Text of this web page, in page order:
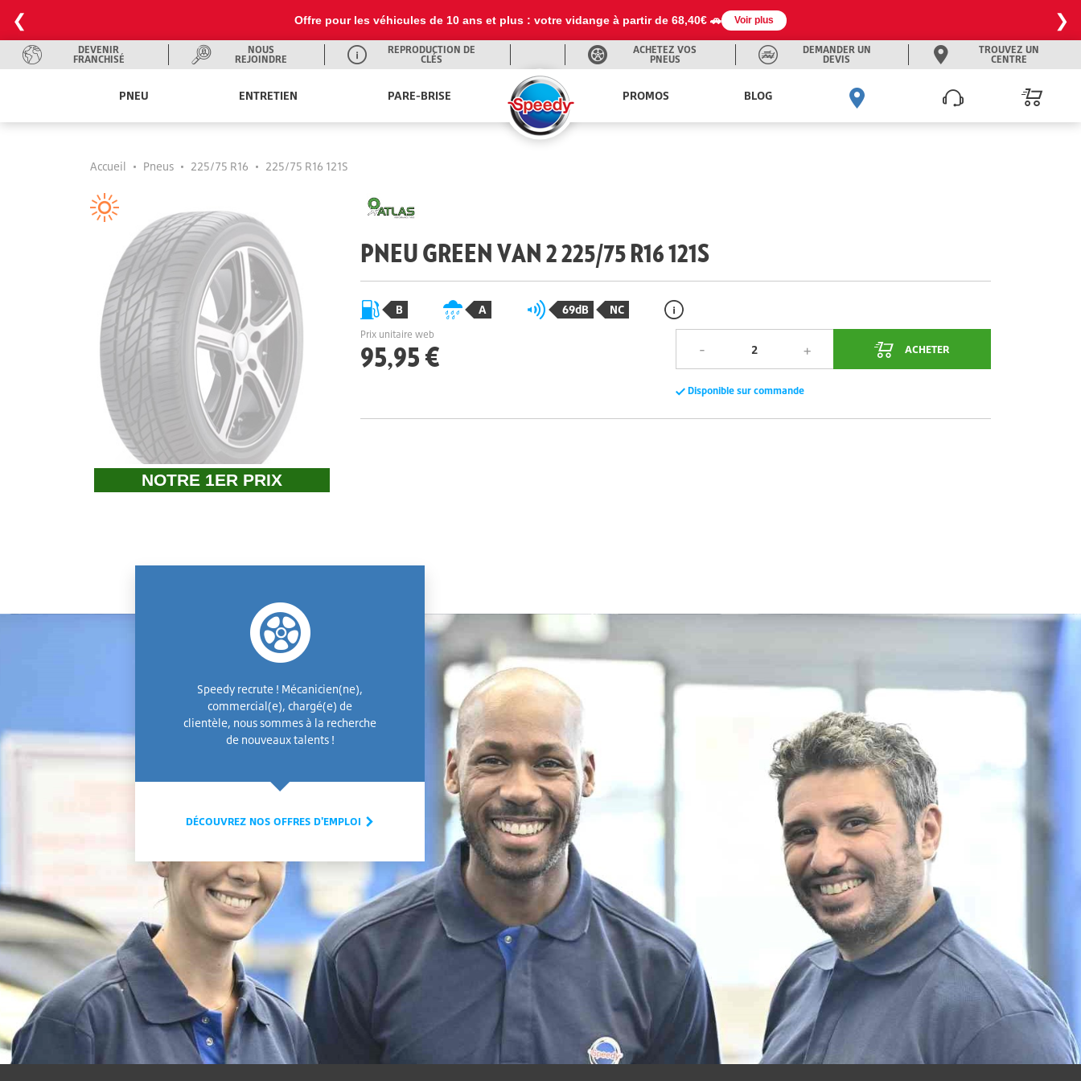
❮ Offre pour les véhicules de 10 ans et plus : votre vidange à partir de 68,40€ 🚗 Voir plus ❯
DEVENIR
FRANCHISÉ
NOUS
REJOINDRE
REPRODUCTION DE
CLÉS
TROUVEZ UN
CENTRE
DEMANDER UN
DEVIS
ACHETEZ VOS
PNEUS
PNEU ENTRETIEN PARE-BRISE PROMOS BLOG
Accueil • Pneus • 225/75 R16 • 225/75 R16 121S
NOTRE 1ER PRIX
PNEU GREEN VAN 2 225/75 R16 121S
B A 69dB NC
Prix unitaire web
95,95 € ACHETER
Disponible sur commande
Speedy recrute ! Mécanicien(ne),
commercial(e), chargé(e) de
clientèle, nous sommes à la recherche
de nouveaux talents !
DÉCOUVREZ NOS OFFRES D'EMPLOI